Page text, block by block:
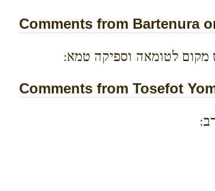
Comments from Bartenura
לטומאה וספיקה טמא:
Comments from Tosefot